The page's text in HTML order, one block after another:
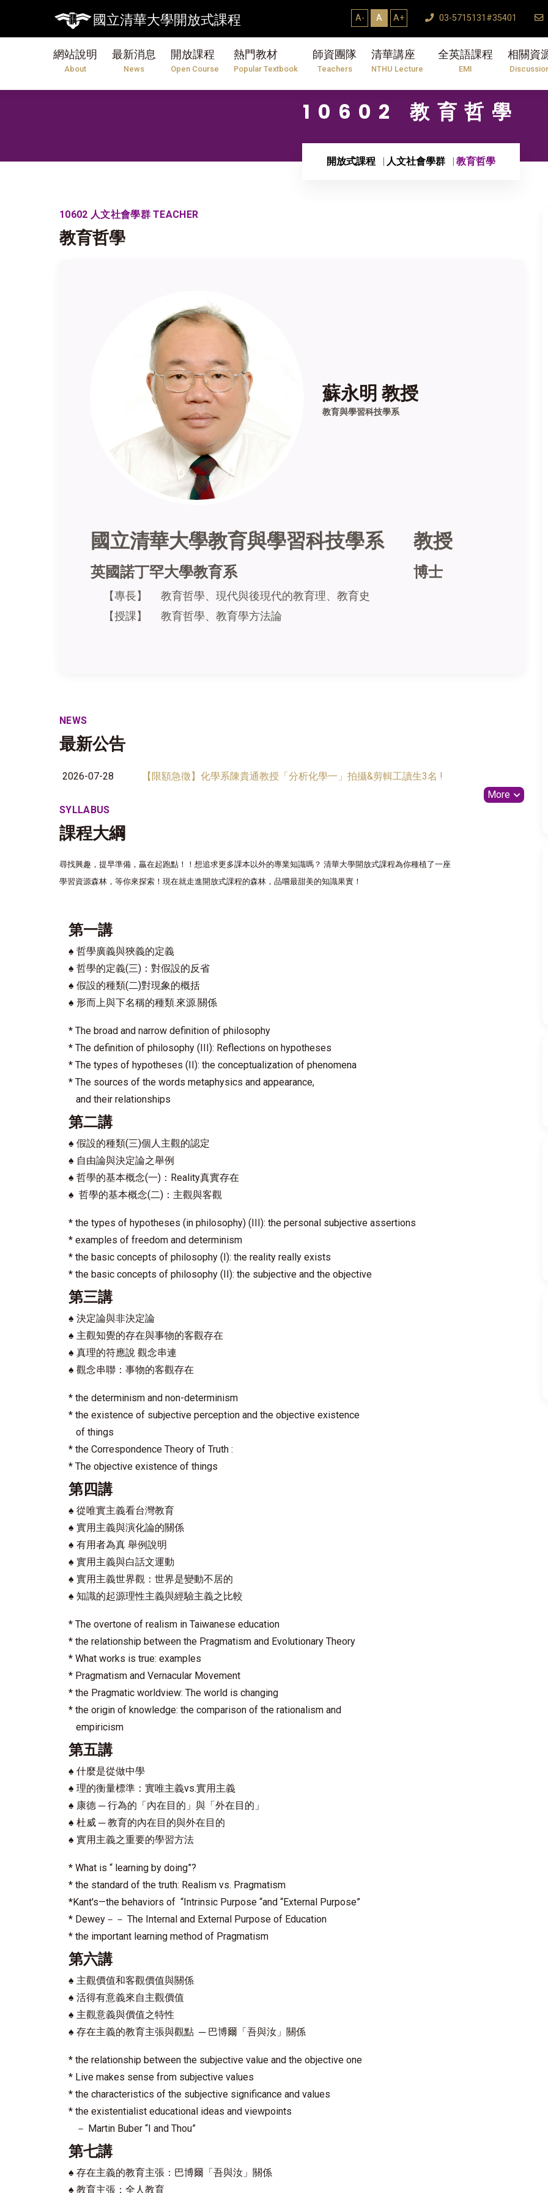
國立清華大學開放式課程 A- A A+ 03-5715131#35401
網站說明
About
最新消息
News
開放課程
Open Course
熱門教材
Popular Textbook
師資團隊
Teachers
清華講座
NTHU Lecture
全英語課程
EMI
相關資
10602 教育哲學
開放式課程 人文社會學群 教育哲學
10602 人文社會學群 TEACHER
教育哲學
蘇永明 教授
教育與學習科技學系
國立清華大學教育與學習科技學系 教授
英國諾丁罕大學教育系 博士
【專長】
教育哲學、現代與後現代的教育理、教育史
【授課】
教育哲學、教育學方法論
NEWS
最新公告
2026-07-28
【限額急徵】化學系陳貴通教授「分析化學一」拍攝&剪輯工讀生3名 !
More
SYLLABUS
課程大綱
尋找興趣，提早準備，贏在起跑點！！想追求更多課本以外的專業知識嗎？ 清華大學開放式課程為你種植了一座
學習資源森林，等你來探索！現在就走進開放式課程的森林，品嚐最甜美的知識果實！
第一講
♠ 哲學廣義與狹義的定義
♠ 哲學的定義(三)：對假設的反省
♠ 假設的種類(二)對現象的概括
♠ 形而上與下名稱的種類.來源.關係
* The broad and narrow definition of philosophy
* The definition of philosophy (III): Reflections on hypotheses
* The types of hypotheses (II): the conceptualization of phenomena
* The sources of the words metaphysics and appearance,
and their relationships
第二講
♠ 假設的種類(三)個人主觀的認定
♠ 自由論與決定論之舉例
♠ 哲學的基本概念(一)：Reality真實存在
♠ 哲學的基本概念(二)：主觀與客觀
* the types of hypotheses (in philosophy) (III): the personal subjective assertions
* examples of freedom and determinism
* the basic concepts of philosophy (I): the reality really exists
* the basic concepts of philosophy (II): the subjective and the objective
第三講
♠ 決定論與非決定論
♠ 主觀知覺的存在與事物的客觀存在
♠ 真理的符應說 觀念串連
♠ 觀念串聯：事物的客觀存在
* the determinism and non-determinism
* the existence of subjective perception and the objective existence
of things
* the Correspondence Theory of Truth :
* The objective existence of things
第四講
♠ 從唯實主義看台灣教育
♠ 實用主義與演化論的關係
♠ 有用者為真 舉例說明
♠ 實用主義與白話文運動
♠ 實用主義世界觀：世界是變動不居的
♠ 知識的起源理性主義與經驗主義之比較
* The overtone of realism in Taiwanese education
* the relationship between the Pragmatism and Evolutionary Theory
* What works is true: examples
* Pragmatism and Vernacular Movement
* the Pragmatic worldview: The world is changing
* the origin of knowledge: the comparison of the rationalism and
empiricism
第五講
♠ 什麼是從做中學
♠ 理的衡量標準：實唯主義vs.實用主義
♠ 康德 ─ 行為的「內在目的」與「外在目的」
♠ 杜威 ─ 教育的內在目的與外在目的
♠ 實用主義之重要的學習方法
* What is “ learning by doing”?
* the standard of the truth: Realism vs. Pragmatism
*Kant's—the behaviors of “Intrinsic Purpose “and “External Purpose”
* Dewey－－ The Internal and External Purpose of Education
* the important learning method of Pragmatism
第六講
♠ 主觀價值和客觀價值與關係
♠ 活得有意義來自主觀價值
♠ 主觀意義與價值之特性
♠ 存在主義的教育主張與觀點 ─ 巴博爾「吾與汝」關係
* the relationship between the subjective value and the objective one
* Live makes sense from subjective values
* the characteristics of the subjective significance and values
* the existentialist educational ideas and viewpoints
－ Martin Buber “I and Thou”
第七講
♠ 存在主義的教育主張：巴博爾「吾與汝」關係
♠ 教育主張：全人教育